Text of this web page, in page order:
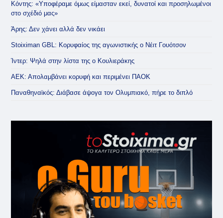
Κόντης: «Υποφέραμε όμως είμασταν εκεί, δυνατοί και προσηλωμένοι
στο σχέδιό μας»
Άρης: Δεν χάνει αλλά δεν νικάει
Stoiximan GBL: Κορυφαίος της αγωνιστικής ο Νέιτ Γουότσον
Ίντερ: Ψηλά στην λίστα της ο Κουλιεράκης
ΑΕΚ: Απολαμβάνει κορυφή και περιμένει ΠΑΟΚ
Παναθηναϊκός: Διάβασε άψογα τον Ολυμπιακό, πήρε το διπλό